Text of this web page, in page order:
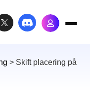
> Skift placering på